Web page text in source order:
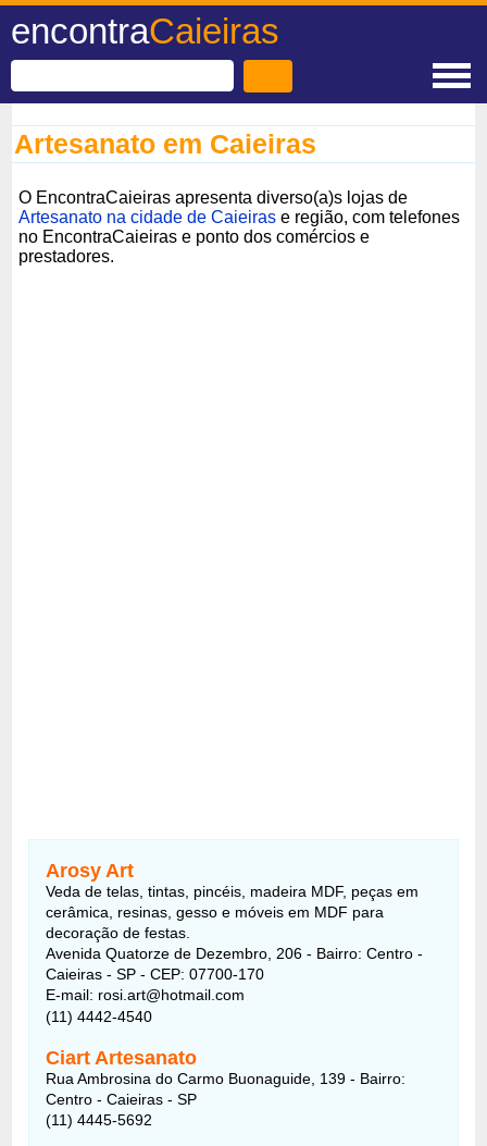
encontraCaieiras
Artesanato em Caieiras
O EncontraCaieiras apresenta diverso(a)s lojas de
Artesanato na cidade de Caieiras e região, com telefones
no EncontraCaieiras e ponto dos comércios e
prestadores.
Arosy Art
Veda de telas, tintas, pincéis, madeira MDF, peças em
cerâmica, resinas, gesso e móveis em MDF para
decoração de festas.
Avenida Quatorze de Dezembro, 206 - Bairro: Centro -
Caieiras - SP - CEP: 07700-170
E-mail: rosi.art@hotmail.com
(11) 4442-4540
Ciart Artesanato
Rua Ambrosina do Carmo Buonaguide, 139 - Bairro:
Centro - Caieiras - SP
(11) 4445-5692